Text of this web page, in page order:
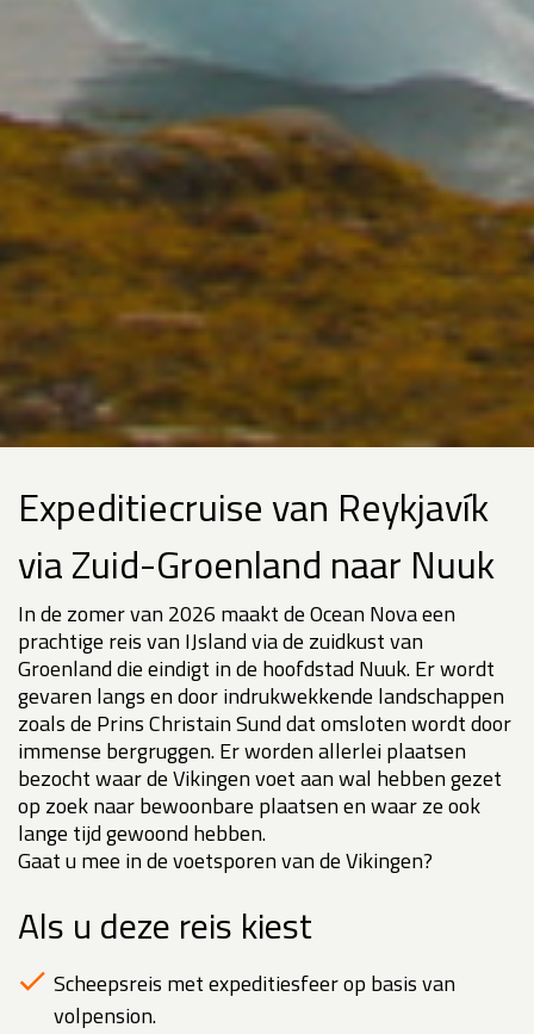
Expeditiecruise van Reykjavík
via Zuid-Groenland naar Nuuk
In de zomer van 2026 maakt de Ocean Nova een
prachtige reis van IJsland via de zuidkust van
Groenland die eindigt in de hoofdstad Nuuk. Er wordt
gevaren langs en door indrukwekkende landschappen
zoals de Prins Christain Sund dat omsloten wordt door
immense bergruggen. Er worden allerlei plaatsen
bezocht waar de Vikingen voet aan wal hebben gezet
op zoek naar bewoonbare plaatsen en waar ze ook
lange tijd gewoond hebben.
Gaat u mee in de voetsporen van de Vikingen?
Als u deze reis kiest
Scheepsreis met expeditiesfeer op basis van
volpension.